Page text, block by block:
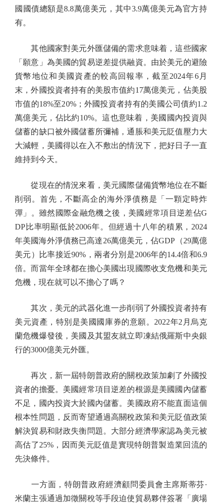
國國債總額是8.8萬億美元，其中3.9萬億美元為官方持
有。
其他國家對美元外匯儲備的需求意味着，這些國家
「願意」為美國的貿易逆差提供融資。由於美元的避險
貨幣地位和美國資產的較高回報率，截至2024年6月
末，外國投資者持有的美股市值約17萬億美元，佔美股
市值的18%至20%；外國投資者持有的美國公司債約1.2
萬億美元，佔比約10%。這也意味着，美國國內投資與
儲蓄的缺口被外國儲蓄所彌補，通脹和美元貶值壓力大
大減輕，美國得以在入不敷出的情況下，把好日子一直
維持到今天。
從現在的情況來看，美元國際儲備貨幣地位在不斷
削弱。首先，不斷高企的海外淨債務是「一顆定時炸
彈」。雖然國際金融危機之後，美國經常項目逆差佔G
DP比率明顯低於2006年。但經過十八年的積累，2024
年美國海外淨債務已高達26萬億美元，佔GDP（29萬億
美元）比率接近90%，兩者分別是2006年的14.4倍和6.9
倍。而當年全球都在擔心美國出現國際收支危機和美元
危機，現在就可以不擔心了嗎？
其次，美元的武器化進一步削弱了外國投資者持有
美元資產，特別是美國國庫券的意願。2022年2月烏克
蘭危機爆發後，美國及其盟友就立即凍結俄羅斯中央銀
行的3000億美元外匯。
再次，新一屆特朗普政府的關稅政策加劇了外國投
資者的擔憂。美國經常項目逆差的根源是美國國內儲蓄
不足，國內投資大於國內儲蓄。美國政府不能直面這個
根本性問題，反而寄望通過高關稅政策和美元貶值政策
解決貿易和財政失衡問題。大部分經濟學家認為美元被
高估了25%，因而美元貶值是實現特朗普製造業回流的
先決條件。
一方面，特朗普政府經濟顧問委員會主席斯蒂芬·
米蘭主張通過加徵關稅等手段迫使貿易夥伴簽署「廣場